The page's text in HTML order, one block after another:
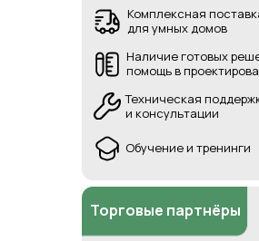
Торговые партнёры
Обучение и тренинги
Техническая
и консультации
Наличие готовых
помощь в
Комплексная
для умных домов